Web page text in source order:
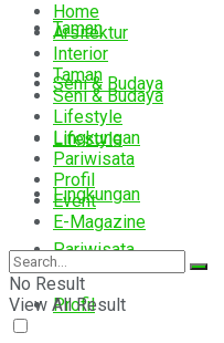
Taman
Seni & Budaya
Lifestyle
Lingkungan
Pariwisata
Profil
Home
Arsitektur
Interior
Taman
Seni & Budaya
Lifestyle
Lingkungan
Pariwisata
Profil
Event
E-Magazine
No Result
View All Result